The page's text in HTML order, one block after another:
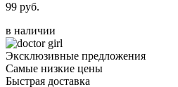
99 руб.
в наличии
Эксклюзивные предложения
Самые низкие цены
Быстрая доставка